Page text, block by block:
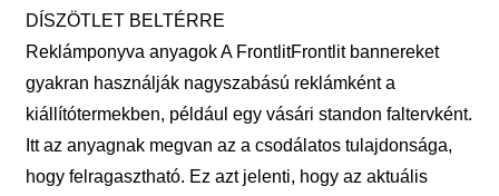
DÍSZÖTLET BELTÉRRE
Reklámponyva anyagok A FrontlitFrontlit bannereket
gyakran használják nagyszabású reklámként a
kiállítótermekben, például egy vásári standon faltervként.
Itt az anyagnak megvan az a csodálatos tulajdonsága,
hogy felragasztható. Ez azt jelenti, hogy az aktuális